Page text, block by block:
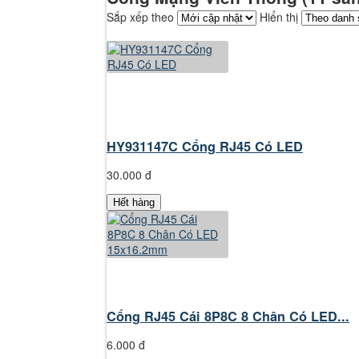
Sắp xếp theo Hiển thị
HY931147C Cổng RJ45 Có LED
30.000 đ
Hết hàng
Cổng RJ45 Cái 8P8C 8 Chân Có LED...
6.000 đ
Nhập mã xác minh từ ứng dụng Google Authenticator
Đăng nhập